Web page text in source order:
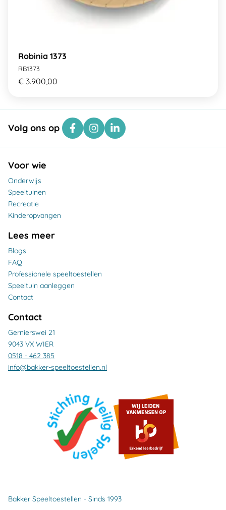
Robinia 1373
RB1373
€ 3.900,00
Volg ons op
Voor wie
Onderwijs
Speeltuinen
Recreatie
Kinderopvangen
Lees meer
Blogs
FAQ
Professionele speeltoestellen
Speeltuin aanleggen
Contact
Contact
Gernierswei 21
9043 VX WIER
0518 - 462 385
info@bakker-speeltoestellen.nl
Bakker Speeltoestellen - Sinds 1993